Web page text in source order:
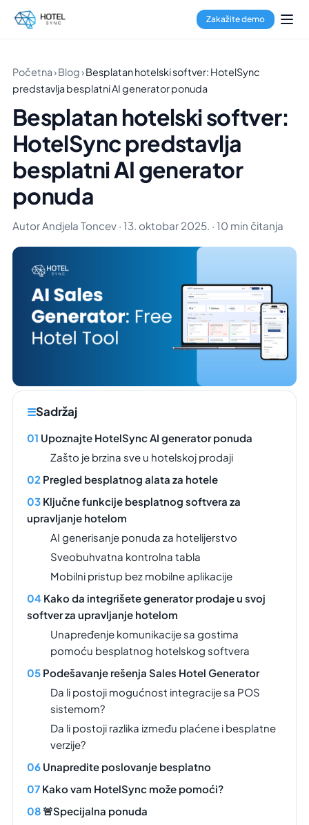
Zakažite demo
Početna›Blog›Besplatan hotelski softver: HotelSync
predstavlja besplatni AI generator ponuda
Besplatan hotelski softver:
HotelSync predstavlja
besplatni AI generator
ponuda
Autor Andjela Toncev · 13. oktobar 2025. · 10 min čitanja
Sadržaj
Upoznajte HotelSync AI generator ponuda
Zašto je brzina sve u hotelskoj prodaji
Pregled besplatnog alata za hotele
Ključne funkcije besplatnog softvera za
upravljanje hotelom
AI generisanje ponuda za hotelijerstvo
Sveobuhvatna kontrolna tabla
Mobilni pristup bez mobilne aplikacije
Kako da integrišete generator prodaje u svoj
softver za upravljanje hotelom
Unapređenje komunikacije sa gostima
pomoću besplatnog hotelskog softvera
Podešavanje rešenja Sales Hotel Generator
Da li postoji mogućnost integracije sa POS
sistemom?
Da li postoji razlika između plaćene i besplatne
verzije?
Unapredite poslovanje besplatno
Kako vam HotelSync može pomoći?
🚨Specijalna ponuda